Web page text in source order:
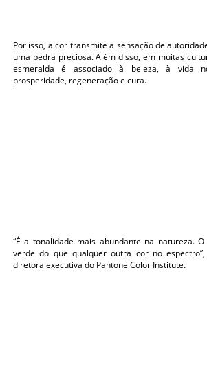
Por isso, a cor transmite a sensação de
uma pedra preciosa. Além disso, em muitas
esmeralda é associado à beleza, à vida
prosperidade, regeneração e cura.
“É a tonalidade mais abundante na natureza.
verde do que qualquer outra cor no
diretora executiva do Pantone Color Institute.